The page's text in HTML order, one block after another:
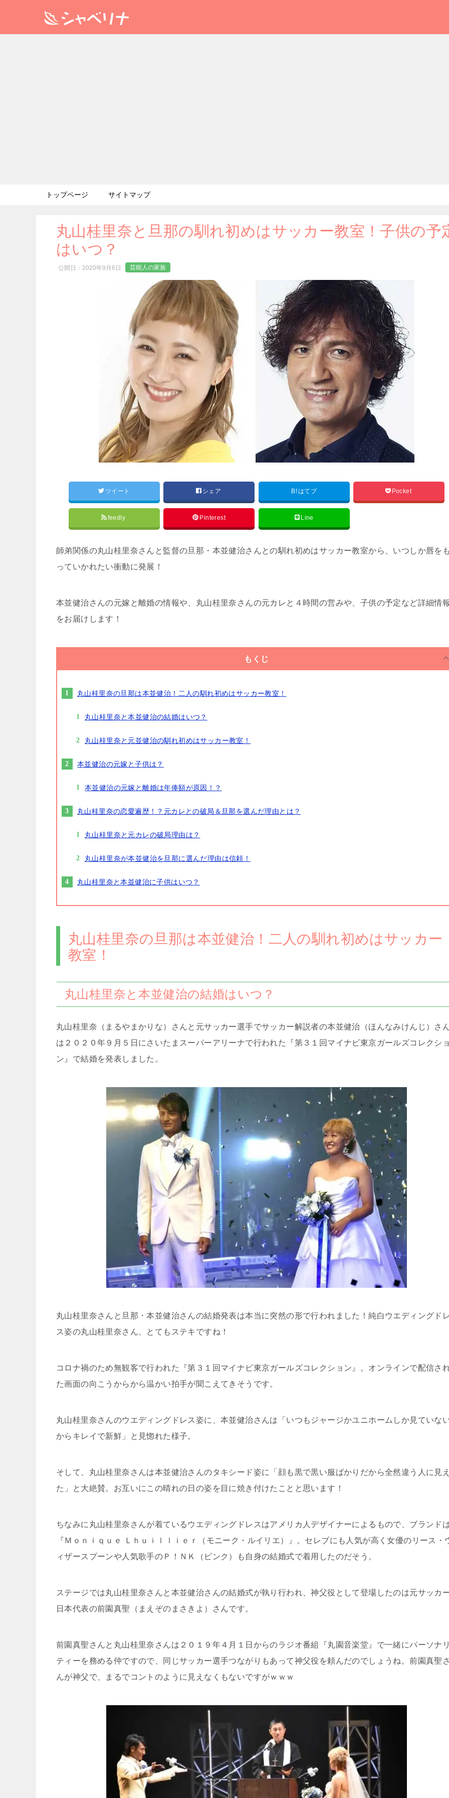
トップページ サイトマップ
丸山桂里奈と旦那の馴れ初めはサッカー教室！子供の予
はいつ？
公開日： 2020年9月6日 芸能人の家族
ツイート シェア B!はてブ Pocket
feedly Pinterest Line
師弟関係の丸山桂里奈さんと監督の旦那・本並健治さんとの馴れ初めはサッカー教室から、いつしか唇を
っていかれたい衝動に発展！
本並健治さんの元嫁と離婚の情報や、丸山桂里奈さんの元カレと４時間の営みや、子供の予定など詳細情
をお届けします！
もくじ
丸山桂里奈の旦那は本並健治！二人の馴れ初めはサッカー教室！
丸山桂里奈と本並健治の結婚はいつ？
丸山桂里奈と元並健治の馴れ初めはサッカー教室！
本並健治の元嫁と子供は？
本並健治の元嫁と離婚は年俸額が原因！？
丸山桂里奈の恋愛遍歴！？元カレとの破局＆旦那を選んだ理由とは？
丸山桂里奈と元カレの破局理由は？
丸山桂里奈が本並健治を旦那に選んだ理由は信頼！
丸山桂里奈と本並健治に子供はいつ？
丸山桂里奈の旦那は本並健治！二人の馴れ初めはサッカー
教室！
丸山桂里奈と本並健治の結婚はいつ？
丸山桂里奈（まるやまかりな）さんと元サッカー選手でサッカー解説者の本並健治（ほんなみけんじ）さ
は２０２０年９月５日にさいたまスーパーアリーナで行われた『第３１回マイナビ東京ガールズコレクシ
ン』で結婚を発表しました。
丸山桂里奈さんと旦那・本並健治さんの結婚発表は本当に突然の形で行われました！純白ウエディングド
ス姿の丸山桂里奈さん、とてもステキですね！
コロナ禍のため無観客で行われた『第３１回マイナビ東京ガールズコレクション』。オンラインで配信さ
た画面の向こうからから温かい拍手が聞こえてきそうです。
丸山桂里奈さんのウエディングドレス姿に、本並健治さんは「いつもジャージかユニホームしか見ていな
からキレイで新鮮」と見惚れた様子。
そして、丸山桂里奈さんは本並健治さんのタキシード姿に「顔も黒で黒い服ばかりだから全然違う人に見
た」と大絶賛。お互いにこの晴れの日の姿を目に焼き付けたことと思います！
ちなみに丸山桂里奈さんが着ているウエディングドレスはアメリカ人デザイナーによるもので、ブランド
『Ｍｏｎｉｑｕｅ Ｌｈｕｉｌｌｉｅｒ（モニーク・ルイリエ）』。セレブにも人気が高く女優のリース・
ィザースプーンや人気歌手のＰ！ＮＫ（ピンク）も自身の結婚式で着用したのだそう。
ステージでは丸山桂里奈さんと本並健治さんの結婚式が執り行われ、神父役として登場したのは元サッカ
日本代表の前園真聖（まえぞのまさきよ）さんです。
前園真聖さんと丸山桂里奈さんは２０１９年４月１日からのラジオ番組『丸園音楽堂』で一緒にパーソナ
ティーを務める仲ですので、同じサッカー選手つながりもあって神父役を頼んだのでしょうね。前園真聖
んが神父で、まるでコントのように見えなくもないですがｗｗｗ